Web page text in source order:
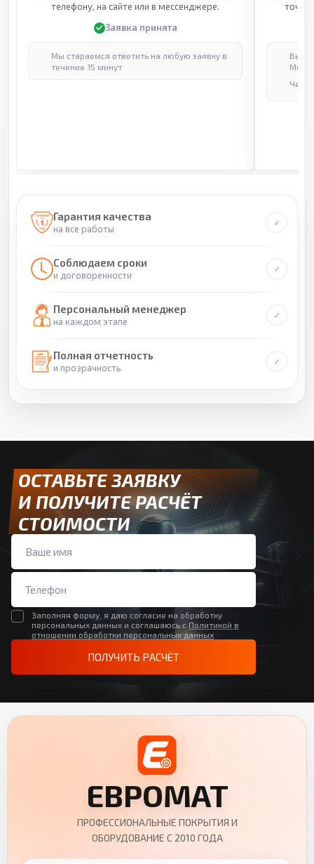
телефону, на сайте или в мессенджере.
Заявка принята
Мы стараемся ответить на любую заявку в
течение 15 минут
Гарантия качества
на все работы
Соблюдаем сроки
и договоренности
Персональный менеджер
на каждом этапе
Полная отчетность
и прозрачность
ОСТАВЬТЕ ЗАЯВКУ
И ПОЛУЧИТЕ РАСЧЁТ
СТОИМОСТИ
Заполняя форму, я даю согласие на обработку
персональных данных и соглашаюсь с Политикой в
отношении обработки персональных данных
ПОЛУЧИТЬ РАСЧЁТ
ЕВРОМАТ
ПРОФЕССИОНАЛЬНЫЕ ПОКРЫТИЯ И
ОБОРУДОВАНИЕ С 2010 ГОДА